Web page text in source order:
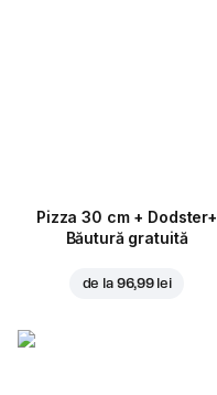
Pizza 30 cm + Dodster+
Băutură gratuită
de la 96,99 lei